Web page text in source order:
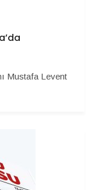
Mustafa Levent